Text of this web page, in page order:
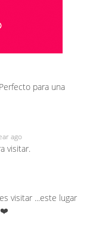
para una
ago
visitar.
visitar ...este lugar